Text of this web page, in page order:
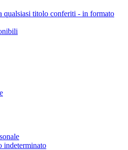
qualsiasi titolo conferiti - in formato
indeterminato